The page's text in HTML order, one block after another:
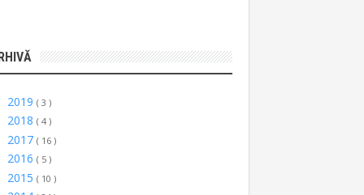
2019 ( 3 )
2018 ( 4 )
2017 ( 16 )
2016 ( 5 )
2015 ( 10 )